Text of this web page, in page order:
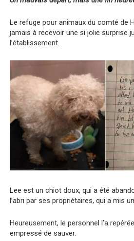
Le refuge pour animaux du comté de
jamais à recevoir une si jolie surprise
l’établissement.
Lee est un chiot doux, qui a été
l’abri par ses propriétaires, qui a mis
Heureusement, le personnel l’a
empressé de sauver.